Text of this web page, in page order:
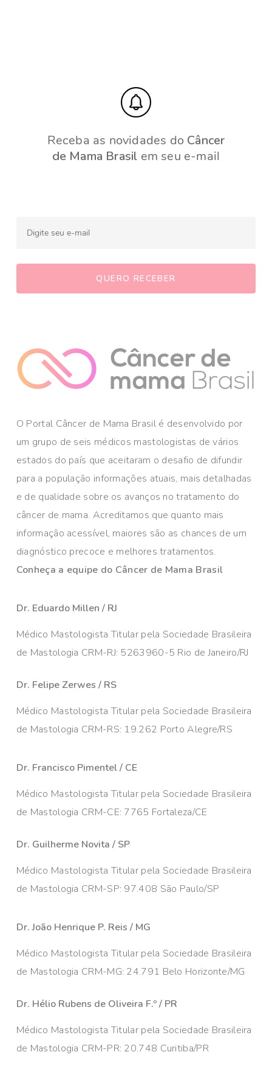
Receba as novidades do Câncer
de Mama Brasil em seu e-mail
O Portal Câncer de Mama Brasil é desenvolvido por
um grupo de seis médicos mastologistas de vários
estados do país que aceitaram o desafio de difundir
para a população informações atuais, mais detalhadas
e de qualidade sobre os avanços no tratamento do
câncer de mama. Acreditamos que quanto mais
informação acessível, maiores são as chances de um
diagnóstico precoce e melhores tratamentos.
Conheça a equipe do Câncer de Mama Brasil
Dr. Eduardo Millen / RJ
Médico Mastologista Titular pela Sociedade Brasileira
de Mastologia CRM-RJ: 5263960-5 Rio de Janeiro/RJ
Dr. Felipe Zerwes / RS
Médico Mastologista Titular pela Sociedade Brasileira
de Mastologia CRM-RS: 19.262 Porto Alegre/RS
Dr. Francisco Pimentel / CE
Médico Mastologista Titular pela Sociedade Brasileira
de Mastologia CRM-CE: 7765 Fortaleza/CE
Dr. Guilherme Novita / SP
Médico Mastologista Titular pela Sociedade Brasileira
de Mastologia CRM-SP: 97.408 São Paulo/SP
Dr. João Henrique P. Reis / MG
Médico Mastologista Titular pela Sociedade Brasileira
de Mastologia CRM-MG: 24.791 Belo Horizonte/MG
Dr. Hélio Rubens de Oliveira F.º / PR
Médico Mastologista Titular pela Sociedade Brasileira
de Mastologia CRM-PR: 20.748 Curitiba/PR